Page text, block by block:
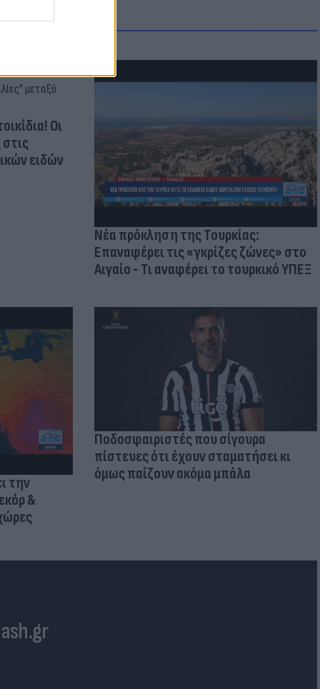
Οι
ειδών
Νέα πρόκληση της Τουρκίας:
Επαναφέρει τις «γκρίζες ζώνες» στο
Αιγαίο - Τι αναφέρει το τουρκικό ΥΠΕΞ
την
&
Ποδοσφαιριστές που σίγουρα
πίστευες ότι έχουν σταματήσει κι
όμως παίζουν ακόμα μπάλα